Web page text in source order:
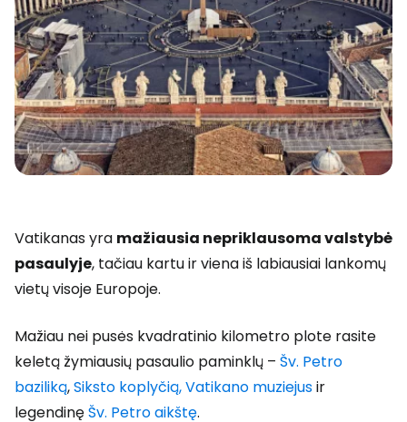
Vatikanas yra mažiausia nepriklausoma valstybė
pasaulyje, tačiau kartu ir viena iš labiausiai lankomų
vietų visoje Europoje.
Mažiau nei pusės kvadratinio kilometro plote rasite
keletą žymiausių pasaulio paminklų – Šv. Petro
baziliką,Siksto koplyčią, Vatikano muziejusir
legendinęŠv. Petro aikštę.